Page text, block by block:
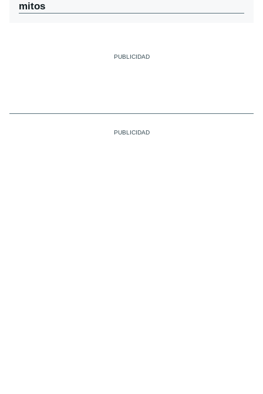
mitos